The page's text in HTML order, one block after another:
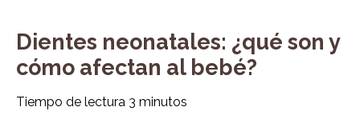
Dientes neonatales: ¿qué son y
cómo afectan al bebé?
Tiempo de lectura 3 minutos